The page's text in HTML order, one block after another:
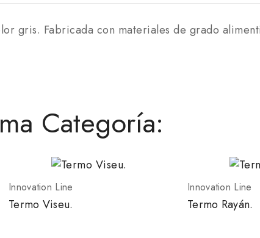
gris. Fabricada con materiales de grado
Categoría:
Innovation Line
Termo Viseu.
Innovation Line
Termo Rayán.